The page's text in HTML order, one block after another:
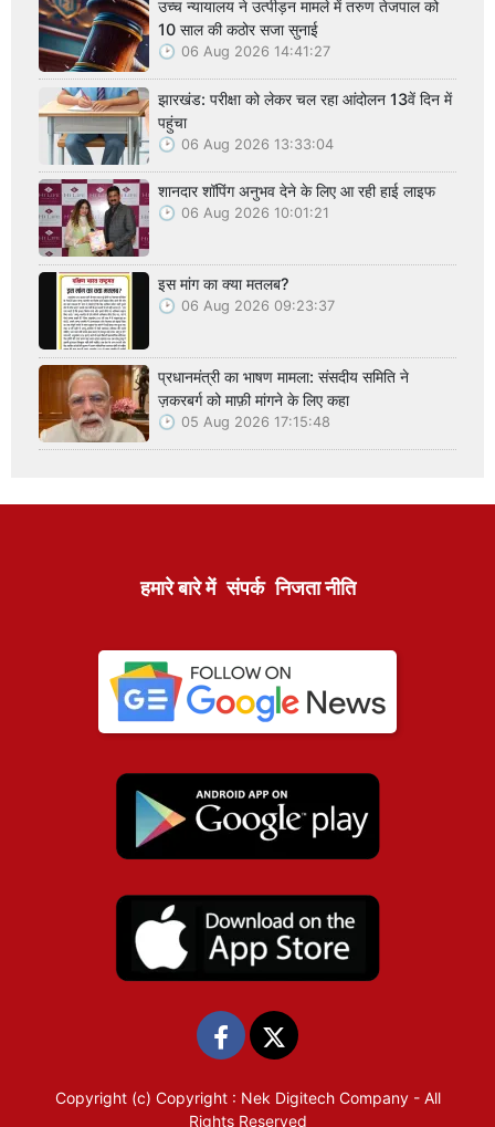
उच्च न्यायालय ने उत्पीड़न मामले में तरुण तेजपाल को
10 साल की कठोर सजा सुनाई
06 Aug 2026 14:41:27
झारखंड: परीक्षा को लेकर चल रहा आंदोलन 13वें दिन में
पहुंचा
06 Aug 2026 13:33:04
शानदार शॉपिंग अनुभव देने के लिए आ रही हाई लाइफ
06 Aug 2026 10:01:21
इस मांग का क्या मतलब?
06 Aug 2026 09:23:37
प्रधानमंत्री का भाषण मामला: संसदीय समिति ने
ज़करबर्ग को माफ़ी मांगने के लिए कहा
05 Aug 2026 17:15:48
हमारे बारे में संपर्क निजता नीति
Copyright (c) Copyright : Nek Digitech Company- All
Rights Reserved